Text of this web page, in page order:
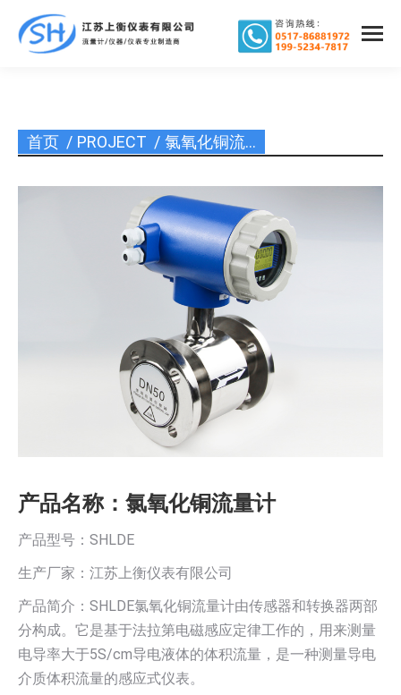
您在这里：
首页 PROJECT 氯氧化铜流…
产品名称：氯氧化铜流量计
产品型号：SHLDE
生产厂家：江苏上衡仪表有限公司
产品简介：SHLDE氯氧化铜流量计由传感器和转换器两部
分构成。它是基于法拉第电磁感应定律工作的，用来测量
电导率大于5S/cm导电液体的体积流量，是一种测量导电
介质体积流量的感应式仪表。